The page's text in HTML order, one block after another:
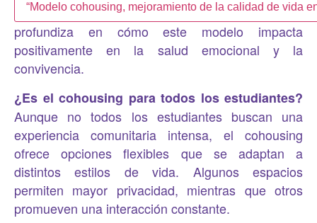
“Modelo cohousing, mejoramiento de la calidad de vida
profundiza en cómo este modelo impacta
positivamente en la salud emocional y la
convivencia.
¿Es el cohousing para todos los estudiantes?
Aunque no todos los estudiantes buscan una
experiencia comunitaria intensa, el cohousing
ofrece opciones flexibles que se adaptan a
distintos estilos de vida. Algunos espacios
permiten mayor privacidad, mientras que otros
promueven una interacción constante.